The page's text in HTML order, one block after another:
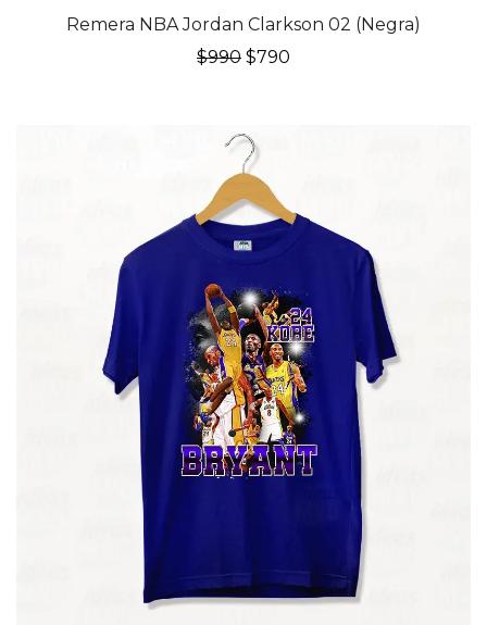
20% OFF
Remera NBA Jordan Clarkson 02 (Negra)
$990 El
$990.
$790